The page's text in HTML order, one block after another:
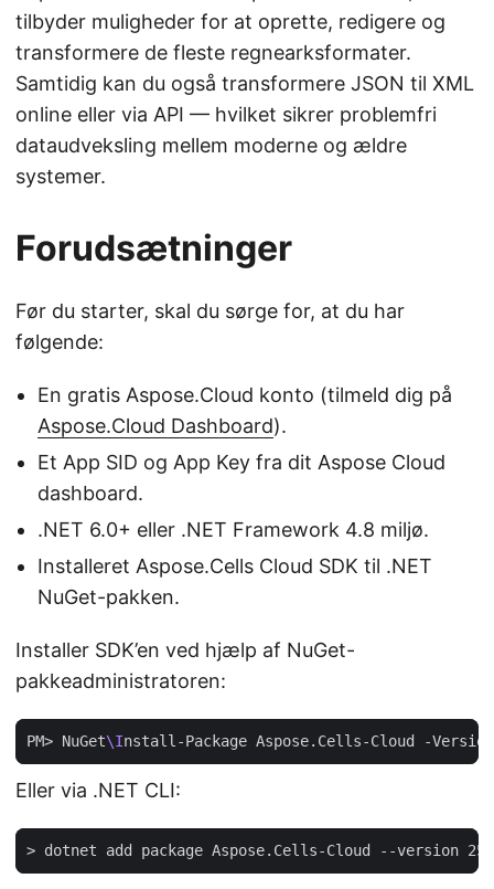
tilbyder muligheder for at oprette, redigere og
transformere de fleste regnearksformater.
Samtidig kan du også transformere JSON til XML
online eller via API — hvilket sikrer problemfri
dataudveksling mellem moderne og ældre
systemer.
Forudsætninger
Før du starter, skal du sørge for, at du har
følgende:
En gratis Aspose.Cloud konto (tilmeld dig på
Aspose.Cloud Dashboard).
Et App SID og App Key fra dit Aspose Cloud
dashboard.
.NET 6.0+ eller .NET Framework 4.8 miljø.
Installeret Aspose.Cells Cloud SDK til .NET
NuGet-pakken.
Installer SDK’en ved hjælp af NuGet-
pakkeadministratoren:
PM> NuGet\I
Eller via .NET CLI: